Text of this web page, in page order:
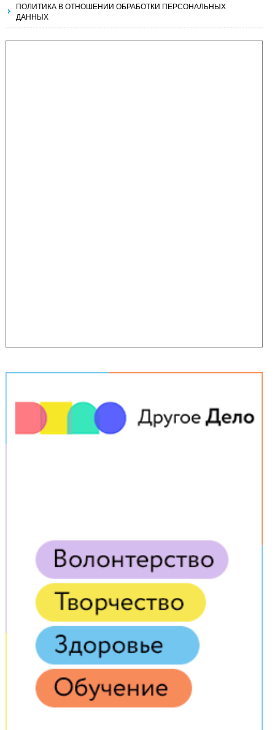
ПОЛИТИКА В ОТНОШЕНИИ ОБРАБОТКИ ПЕРСОНАЛЬНЫХ
ДАННЫХ